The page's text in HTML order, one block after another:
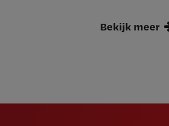
Bekijk meer